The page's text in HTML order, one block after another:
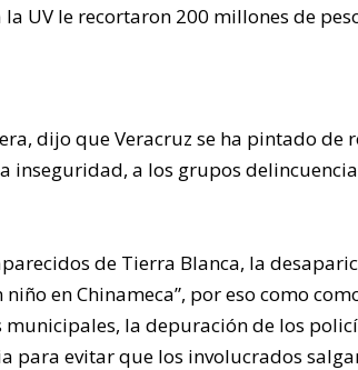
UV le recortaron 200 millones de
dijo que Veracruz se ha pintado de
inseguridad, a los grupos
de Tierra Blanca, la
en Chinameca”, por eso como
la depuración de los
para evitar que los involucrados